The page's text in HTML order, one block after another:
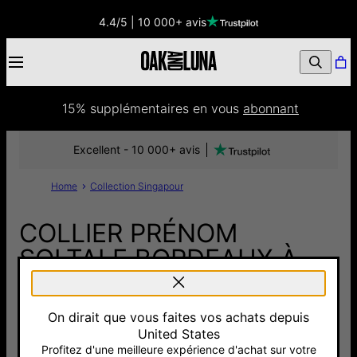
4.4/5 | 10 000+ avis
15% supplémentaires en vous abonnant
Home Collection Singapour
COLLIER PRÉNOM
SOLTALE BORDEAUX À
CHAÎNE SINGAPORE -
ARGENT
120 €
Excellent - 10 000+ avis
On dirait que vous faites vos achats depuis
United States
Profitez d'une meilleure expérience d'achat sur votre